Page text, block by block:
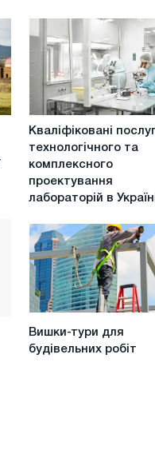
Кваліфіковані
послуги
та
комплексного
проектування
лабораторій
в
Україні
Кваліфіковані
технологічного та
комплексного
проектування
лабораторій в
Вишки-
тури
для
Вишки-тури для
будівельних робіт